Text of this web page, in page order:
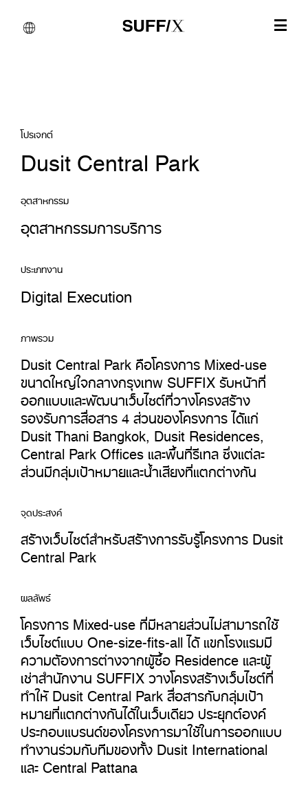
โปรเจกต์
Dusit Central Park
อุตสาหกรรม
อุตสาหกรรมการบริการ
ประเภทงาน
Digital Execution
ภาพรวม
Dusit Central Park คือโครงการ Mixed-use
ขนาดใหญ่ใจกลางกรุงเทพ SUFFIX รับหน้าที่
ออกแบบและพัฒนาเว็บไซต์ที่วางโครงสร้าง
รองรับการสื่อสาร 4 ส่วนของโครงการ ได้แก่
Dusit Thani Bangkok, Dusit Residences,
Central Park Offices และพื้นที่รีเทล ซึ่งแต่ละ
ส่วนมีกลุ่มเป้าหมายและน้ำเสียงที่แตกต่างกัน
จุดประสงค์
สร้างเว็บไซต์สำหรับสร้างการรับรู้โครงการ Dusit
Central Park
ผลลัพธ์
โครงการ Mixed-use ที่มีหลายส่วนไม่สามารถใช้
เว็บไซต์แบบ One-size-fits-all ได้ แขกโรงแรมมี
ความต้องการต่างจากผู้ซื้อ Residence และผู้
เช่าสำนักงาน SUFFIX วางโครงสร้างเว็บไซต์ที่
ทำให้ Dusit Central Park สื่อสารกับกลุ่มเป้า
หมายที่แตกต่างกันได้ในเว็บเดียว ประยุกต์องค์
ประกอบแบรนด์ของโครงการมาใช้ในการออกแบบ
ทำงานร่วมกับทีมของทั้ง Dusit International
และ Central Pattana